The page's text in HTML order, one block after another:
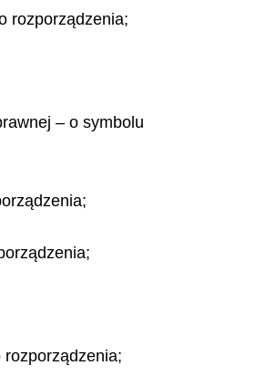
rozporządzenia;
– o symbolu
rozporządzenia;